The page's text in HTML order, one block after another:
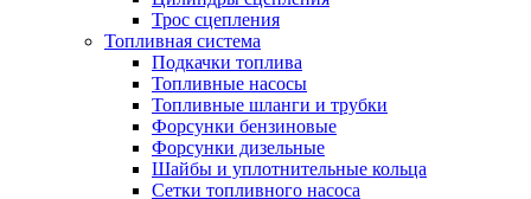
Трос сцепления
Топливная система
Подкачки топлива
Топливные насосы
Топливные шланги и трубки
Форсунки бензиновые
Форсунки дизельные
Шайбы и уплотнительные кольца
Сетки топливного насоса